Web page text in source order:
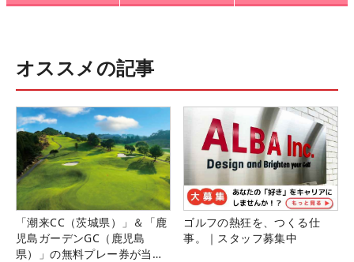
オススメの記事
「潮来CC（茨城県）」＆「鹿
児島ガーデンGC（鹿児島
県）」の無料プレー券が当た
ゴルフの熱狂を、つくる仕
事。｜スタッフ募集中